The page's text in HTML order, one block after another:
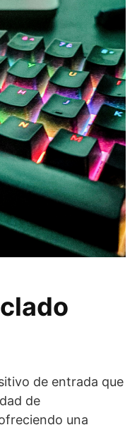
de entrada que
de
una